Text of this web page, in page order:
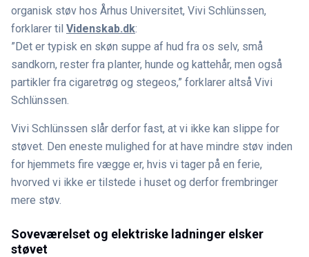
organisk støv hos Århus Universitet, Vivi Schlünssen,
forklarer til Videnskab.dk:
”Det er typisk en skøn suppe af hud fra os selv, små
sandkorn, rester fra planter, hunde og kattehår, men også
partikler fra cigaretrøg og stegeos,” forklarer altså Vivi
Schlünssen.
Vivi Schlünssen slår derfor fast, at vi ikke kan slippe for
støvet. Den eneste mulighed for at have mindre støv inden
for hjemmets fire vægge er, hvis vi tager på en ferie,
hvorved vi ikke er tilstede i huset og derfor frembringer
mere støv.
Soveværelset og elektriske ladninger elsker
støvet